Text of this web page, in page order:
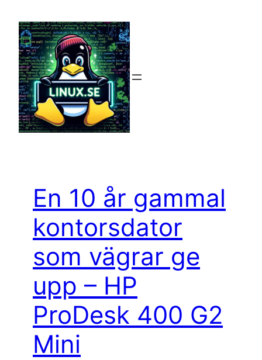
innehåll
En 10 år gammal
kontorsdator
som vägrar ge
upp – HP
ProDesk 400 G2
Mini